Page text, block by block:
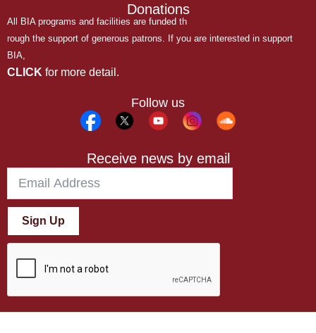
Donations
All BIA programs and facilities are funded th
rough the support of generous patrons. If you are interested in support
BIA,
CLICK for more detail.
Follow us
Receive news by email
Sign Up